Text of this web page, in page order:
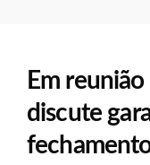
Em
discute